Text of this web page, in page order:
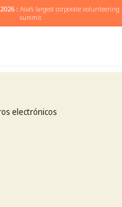
2026 :Asia's largest corporate volunteering
summit
electrónicos